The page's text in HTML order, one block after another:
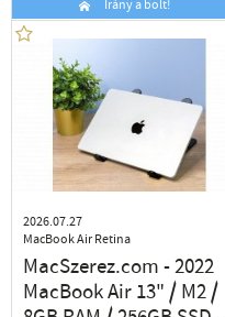
Irány a bolt!
2026.07.27
MacBook Air Retina
MacSzerez.com - 2022
MacBook Air 13" / M2 /